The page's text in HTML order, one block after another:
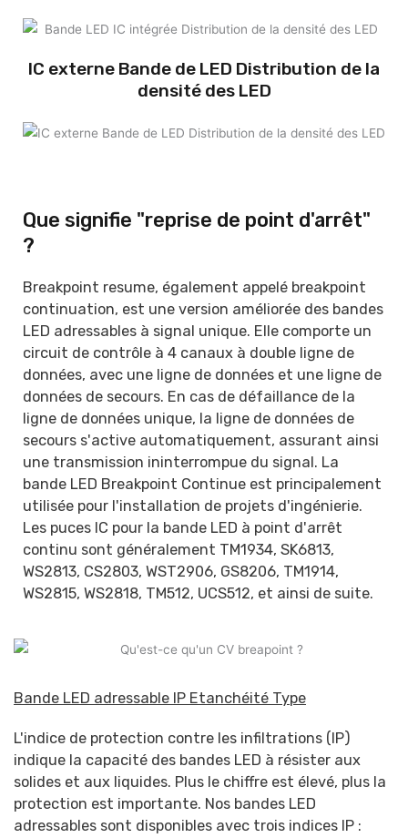
IC externe Bande de LED Distribution de la
densité des LED
Que signifie "reprise de point d'arrêt"
?
Breakpoint resume, également appelé breakpoint
continuation, est une version améliorée des bandes
LED adressables à signal unique. Elle comporte un
circuit de contrôle à 4 canaux à double ligne de
données, avec une ligne de données et une ligne de
données de secours. En cas de défaillance de la
ligne de données unique, la ligne de données de
secours s'active automatiquement, assurant ainsi
une transmission ininterrompue du signal. La
bande LED Breakpoint Continue est principalement
utilisée pour l'installation de projets d'ingénierie.
Les puces IC pour la bande LED à point d'arrêt
continu sont généralement TM1934, SK6813,
WS2813, CS2803, WST2906, GS8206, TM1914,
WS2815, WS2818, TM512, UCS512, et ainsi de suite.
Bande LED adressable IP Etanchéité Type
L'indice de protection contre les infiltrations (IP)
indique la capacité des bandes LED à résister aux
solides et aux liquides. Plus le chiffre est élevé, plus la
protection est importante. Nos bandes LED
adressables sont disponibles avec trois indices IP :